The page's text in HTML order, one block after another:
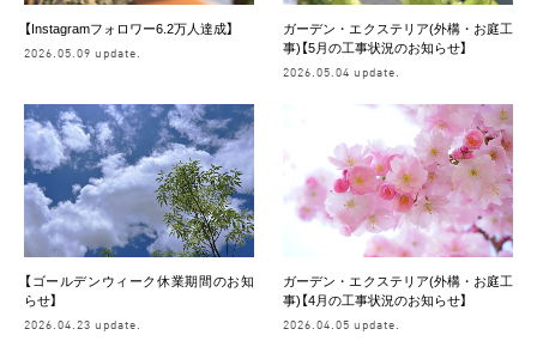
【Instagramフォロワー6.2万人達成】
2026.05.09 update.
ガーデン・エクステリア(外構・お庭工
事)【5月の工事状況のお知らせ】
2026.05.04 update.
【ゴールデンウィーク休業期間のお知
らせ】
2026.04.23 update.
ガーデン・エクステリア(外構・お庭工
事)【4月の工事状況のお知らせ】
2026.04.05 update.